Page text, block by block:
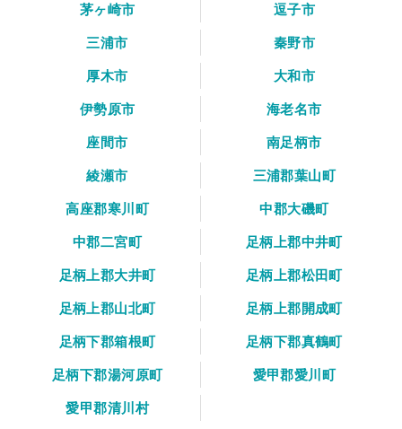
茅ヶ崎市
逗子市
三浦市
秦野市
厚木市
大和市
伊勢原市
海老名市
座間市
南足柄市
綾瀬市
三浦郡葉山町
高座郡寒川町
中郡大磯町
中郡二宮町
足柄上郡中井町
足柄上郡大井町
足柄上郡松田町
足柄上郡山北町
足柄上郡開成町
足柄下郡箱根町
足柄下郡真鶴町
足柄下郡湯河原町
愛甲郡愛川町
愛甲郡清川村